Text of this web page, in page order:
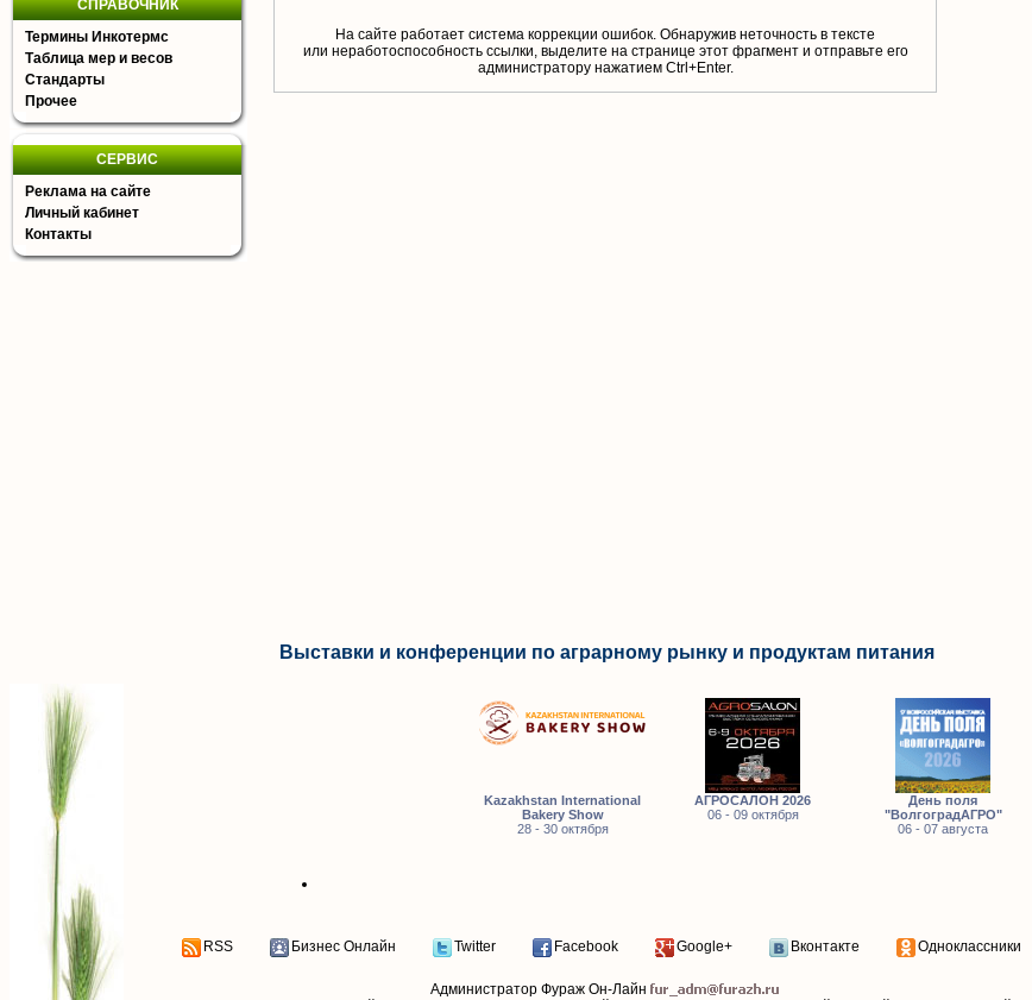
СПРАВОЧНИК
Термины Инкотермс
Таблица мер и весов
Стандарты
Прочее
СЕРВИС
Реклама на сайте
Личный кабинет
Контакты
На сайте работает система коррекции ошибок. Обнаружив неточность в тексте
или неработоспособность ссылки, выделите на странице этот фрагмент и отправьте его
aдминистратору нажатием Ctrl+Enter.
Выставки и конференции по аграрному рынку и продуктам питания
Kazakhstan International
Bakery Show
28 - 30 октября
АГРОСАЛОН 2026
06 - 09 октября
День поля
"ВолгоградАГРО"
06 - 07 августа
RSS Бизнес Онлайн Twitter Facebook Google+ Вконтакте Одноклассники
Администратор Фураж Он-Лайн